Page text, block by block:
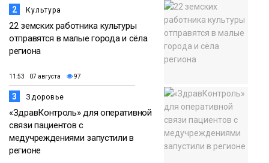
2 Культура
22 земских работника культуры
отправятся в малые города и сёла
региона
11:53 07 августа 97
3 Здоровье
«ЗдравКонтроль» для оперативной
связи пациентов с
медучреждениями запустили в
регионе